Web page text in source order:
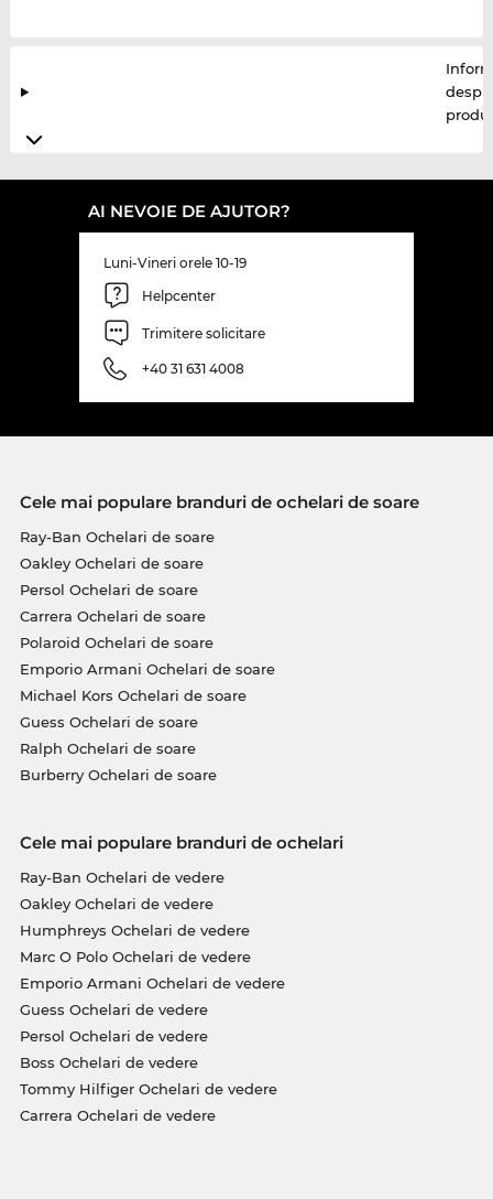
AI NEVOIE DE AJUTOR?
Luni-Vineri orele 10-19
Helpcenter
Trimitere solicitare
+40 31 631 4008
Cele mai populare branduri de ochelari de soare
Ray-Ban Ochelari de soare
Oakley Ochelari de soare
Persol Ochelari de soare
Carrera Ochelari de soare
Polaroid Ochelari de soare
Emporio Armani Ochelari de soare
Michael Kors Ochelari de soare
Guess Ochelari de soare
Ralph Ochelari de soare
Burberry Ochelari de soare
Cele mai populare branduri de ochelari
Ray-Ban Ochelari de vedere
Oakley Ochelari de vedere
Humphreys Ochelari de vedere
Marc O Polo Ochelari de vedere
Emporio Armani Ochelari de vedere
Guess Ochelari de vedere
Persol Ochelari de vedere
Boss Ochelari de vedere
Tommy Hilfiger Ochelari de vedere
Carrera Ochelari de vedere